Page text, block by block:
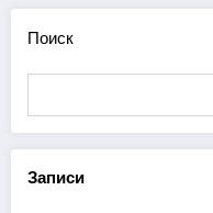
Поиск
Записи